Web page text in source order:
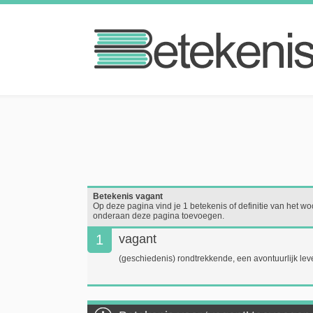
Betekenis vagant
Op deze pagina vind je 1 betekenis of definitie van het
onderaan deze pagina toevoegen.
1 vagant
(geschiedenis) rondtrekkende, een avontuurlijk